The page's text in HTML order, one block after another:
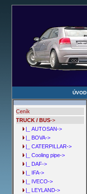
ÚVOD
Ceník
TRUCK / BUS->
|_ AUTOSAN->
|_ BOVA->
|_ CATERPILLAR->
|_ Cooling pipe->
|_ DAF->
|_ IFA->
|_ IVECO->
|_ LEYLAND->